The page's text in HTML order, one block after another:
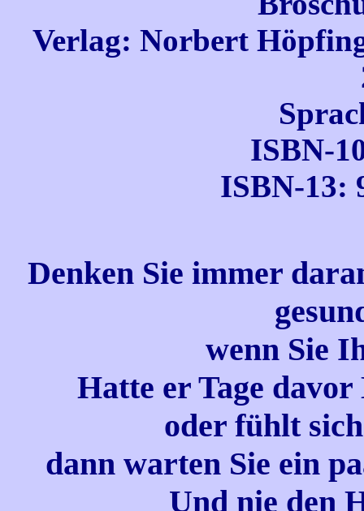
Verlag: Norbert
ISBN-
ISBN-13:
Denken Sie immer
wenn Sie
Hatte er Tage
oder fühlt
dann warten Sie ein
Und nie den